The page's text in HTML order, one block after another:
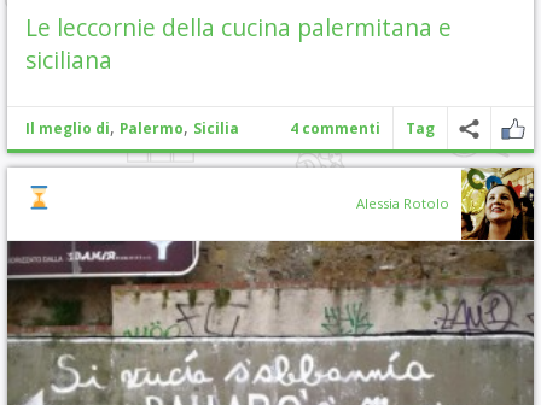
Le leccornie della cucina palermitana e
siciliana
Il meglio di, Palermo, Sicilia 4 commenti Tag
Alessia Rotolo